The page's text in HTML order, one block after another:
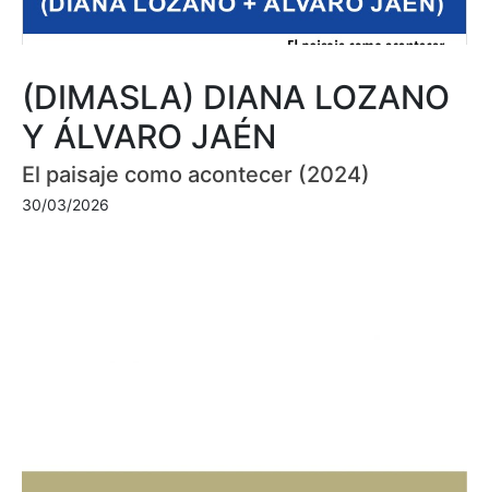
(DIMASLA) DIANA LOZANO
Y ÁLVARO JAÉN
El paisaje como acontecer (2024)
30/03/2026